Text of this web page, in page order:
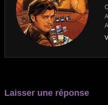
Laisser une réponse